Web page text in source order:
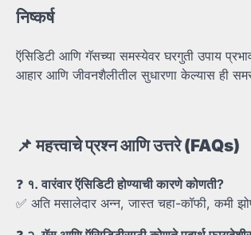
निष्कर्ष
ऍसिडिटी आणि गॅसच्या समस्येवर घरगुती उपाय
आहार आणि जीवनशैलीतील सुधारणा केल्यास ही
📌महत्त्वाचेप्रश्नआणिउत्तरे (FAQs)
❓ १.वारंवारऍसिडिटीहोण्याचीकारणेकोणती?
✅ अति मसालेदार अन्न, जास्त चहा-कॉफी, कमी